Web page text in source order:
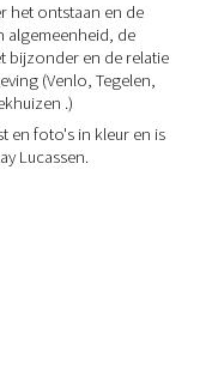
het ontstaan en de
algemeenheid, de
bijzonder en de relatie
(Venlo, Tegelen,
.)
en foto's in kleur en is
Lucassen.